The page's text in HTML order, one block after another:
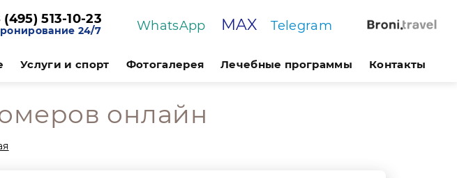
(495) 513-10-23
24/7 WhatsApp MAX Telegram
Услуги и спорт Фотогалерея Лечебные программы Контакты
онлайн